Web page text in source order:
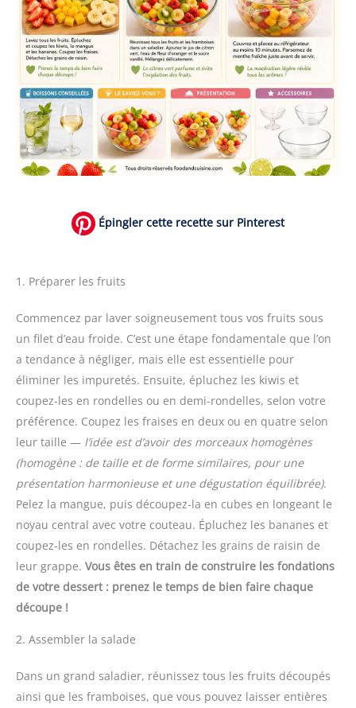
Épingler cette recette sur Pinterest
1. Préparer les fruits
Commencez par laver soigneusement tous vos fruits sous
un filet d’eau froide. C’est une étape fondamentale que l’on
a tendance à négliger, mais elle est essentielle pour
éliminer les impuretés. Ensuite, épluchez les kiwis et
coupez-les en rondelles ou en demi-rondelles, selon votre
préférence. Coupez les fraises en deux ou en quatre selon
leur taille — l’idée est d’avoir des morceaux homogènes
(homogène : de taille et de forme similaires, pour une
présentation harmonieuse et une dégustation équilibrée).
Pelez la mangue, puis découpez-la en cubes en longeant le
noyau central avec votre couteau. Épluchez les bananes et
coupez-les en rondelles. Détachez les grains de raisin de
leur grappe. Vous êtes en train de construire les fondations
de votre dessert : prenez le temps de bien faire chaque
découpe !
2. Assembler la salade
Dans un grand saladier, réunissez tous les fruits découpés
ainsi que les framboises, que vous pouvez laisser entières